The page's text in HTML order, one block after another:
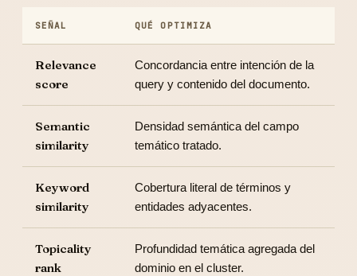
SEÑAL QUÉ OPTIMIZA
Relevance
score
Concordancia entre intención de la
query y contenido del documento.
Semantic
similarity
Densidad semántica del campo
temático tratado.
Keyword
similarity
Cobertura literal de términos y
entidades adyacentes.
Topicality
rank
Profundidad temática agregada del
dominio en el cluster.